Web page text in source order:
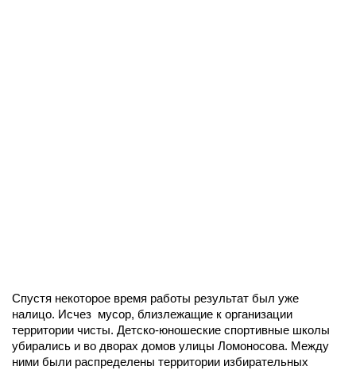
Спустя некоторое время работы результат был уже
налицо. Исчез мусор, близлежащие к организации
территории чисты. Детско-юношеские спортивные школы
убирались и во дворах домов улицы Ломоносова. Между
ними были распределены территории избирательных